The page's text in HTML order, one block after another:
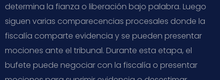
determina la fianza o liberación bajo palabra. Luego
siguen varias comparecencias procesales donde la
fiscalía comparte evidencia y se pueden presentar
mociones ante el tribunal. Durante esta etapa, el
bufete puede negociar con la fiscalía o presentar